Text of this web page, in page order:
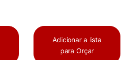
Adicionar a lista
para Orçar